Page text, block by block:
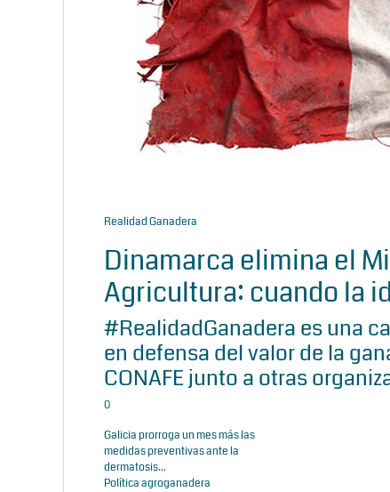
Realidad Ganadera
Dinamarca elimina el
Agricultura: cuando la
#RealidadGanadera es una
en defensa del valor de la
CONAFE junto a otras
0
Galicia prorroga un mes más las
medidas preventivas ante la
dermatosis...
Política agroganadera